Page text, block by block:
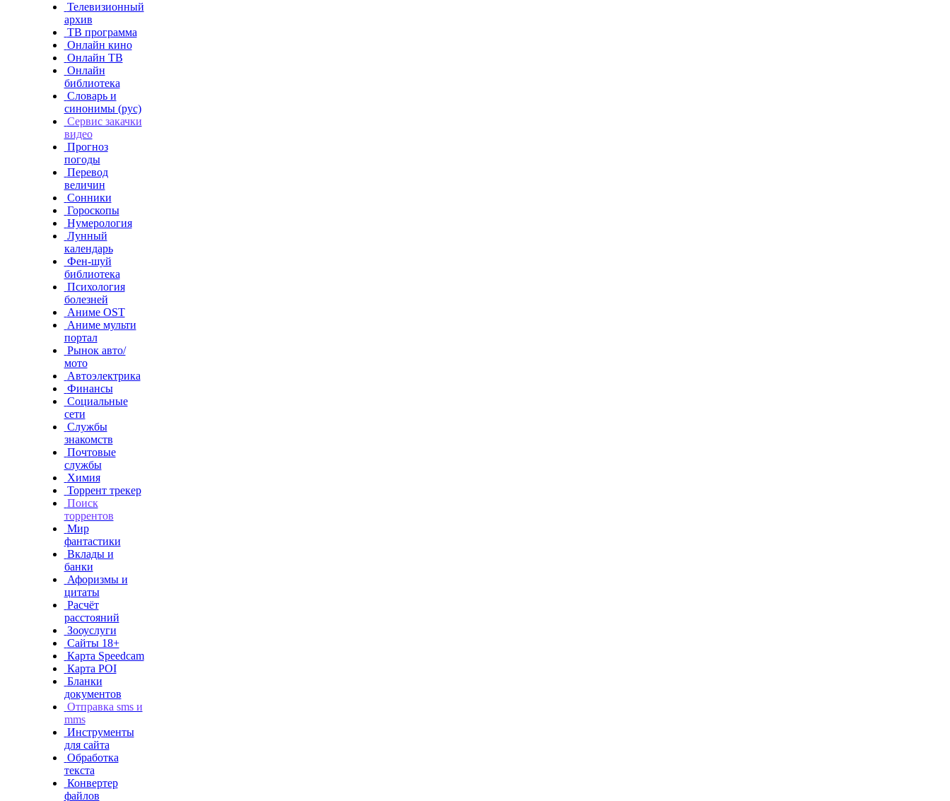
Телевизионный
архив
ТВ программа
Онлайн кино
Онлайн ТВ
Онлайн
библиотека
Словарь и
синонимы (рус)
Сервис закачки
видео
Прогноз
погоды
Перевод
величин
Сонники
Гороскопы
Нумерология
Лунный
календарь
Фен-шуй
библиотека
Психология
болезней
Аниме OST
Аниме мульти
портал
Рынок авто/
мото
Автоэлектрика
Финансы
Социальные
сети
Службы
знакомств
Почтовые
службы
Химия
Торрент трекер
Поиск
торрентов
Мир
фантастики
Вклады и
банки
Афоризмы и
цитаты
Расчёт
расстояний
Зооуслуги
Сайты 18+
Карта Speedcam
Карта POI
Бланки
документов
Отправка sms и
mms
Инструменты
для сайта
Обработка
текста
Конвертер
файлов